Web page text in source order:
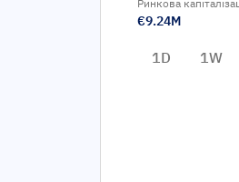
Ринкова
€9.24M
1D 1W